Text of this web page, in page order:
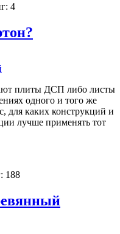
4
плиты ДСП либо листы
одного и того же
для каких конструкций и
лучше применять тот
188